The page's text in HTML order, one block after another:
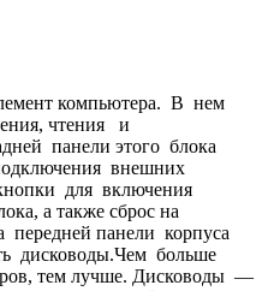
компьютера. В нем
чтения и
панели этого блока
внешних
для включения
а также сброс на
передней панели корпуса
дисководы.Чем больше
тем лучше. Дисководы —